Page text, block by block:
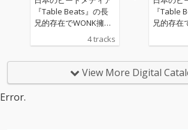
ざまなサウンドサンプ
ルを巧みにレイヤーさ
健在。ひとときたりと
は何度再生してもフレ
ざまなサ
ルを巧み
健在。ひ
は何度再
『Table Beats』の長
兄的存在でWONK擁す
るブランドレーベル“E
PISTROPH”に所属する
el kolianderによる2曲
入りの両A面シング
4 tracks
『Table
兄的存在
るブラン
el
入りの両
View More Digital
Error.